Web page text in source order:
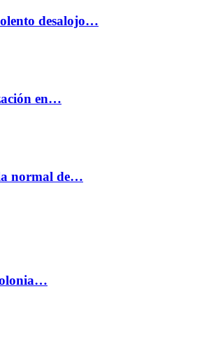
desalojo…
en…
normal de…